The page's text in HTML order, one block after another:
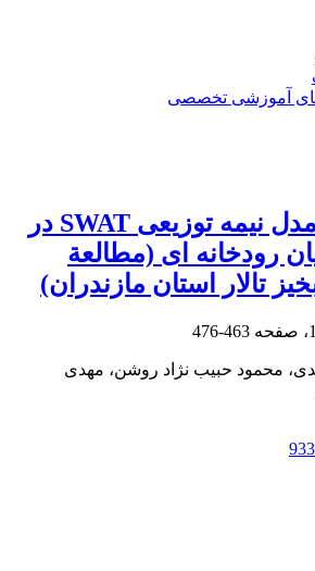
آموزشی تخصصی
ارزیابی کارآئی مدل نیمه توزیعی SWAT در
رودخانه ای (مطالعة
تالار استان مازندران)
463-476
محمود حبیب نژاد روشن، مهدی